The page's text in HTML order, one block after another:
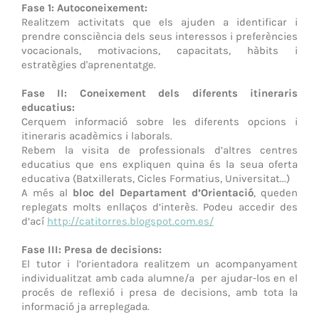
Fase 1: Autoconeixement:
Realitzem activitats que els ajuden a identificar i
prendre consciència dels seus interessos i preferències
vocacionals, motivacions, capacitats, hàbits i
estratègies d'aprenentatge.
Fase II: Coneixement dels diferents itineraris
educatius:
Cerquem informació sobre les diferents opcions i
itineraris acadèmics i laborals.
Rebem la visita de professionals d’altres centres
educatius que ens expliquen quina és la seua oferta
educativa (Batxillerats, Cicles Formatius, Universitat...)
A més al bloc del Departament d’Orientació, queden
replegats molts enllaços d’interès. Podeu accedir des
d’ací http://catitorres.blogspot.com.es/
Fase III: Presa de decisions:
El tutor i l’orientadora realitzem un acompanyament
individualitzat amb cada alumne/a per ajudar-los en el
procés de reflexió i presa de decisions, amb tota la
informació ja arreplegada.